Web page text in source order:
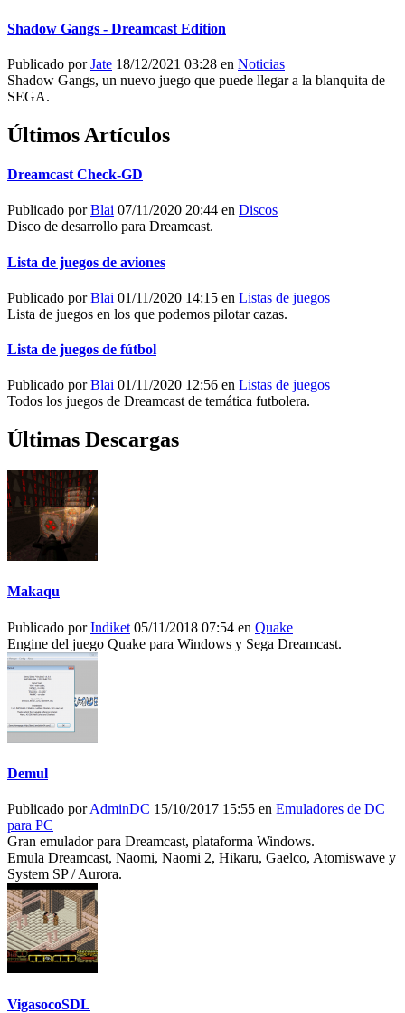
Shadow Gangs - Dreamcast Edition
Publicado porJate 18/12/2021 03:28 en Noticias
Shadow Gangs, un nuevo juego que puede llegar a la blanquita de
SEGA.
Últimos Artículos
Dreamcast Check-GD
Publicado porBlai 07/11/2020 20:44 en Discos
Disco de desarrollo para Dreamcast.
Lista de juegos de aviones
Publicado porBlai 01/11/2020 14:15 en Listas de juegos
Lista de juegos en los que podemos pilotar cazas.
Lista de juegos de fútbol
Publicado porBlai 01/11/2020 12:56 en Listas de juegos
Todos los juegos de Dreamcast de temática futbolera.
Últimas Descargas
Makaqu
Publicado porIndiket 05/11/2018 07:54 en Quake
Engine del juego Quake para Windows y Sega Dreamcast.
Demul
Publicado porAdminDC 15/10/2017 15:55 en Emuladores de DC
para PC
Gran emulador para Dreamcast, plataforma Windows.
Emula Dreamcast, Naomi, Naomi 2, Hikaru, Gaelco, Atomiswave y
System SP / Aurora.
VigasocoSDL